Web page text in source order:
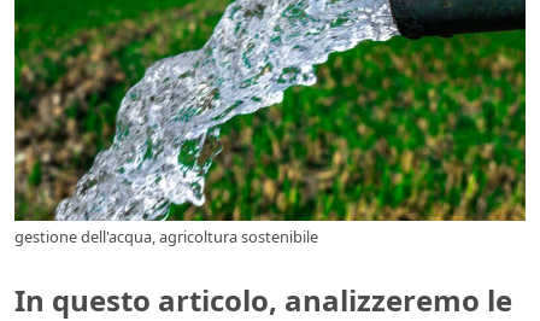
gestione dell'acqua, agricoltura sostenibile
In questo articolo, analizzeremo le